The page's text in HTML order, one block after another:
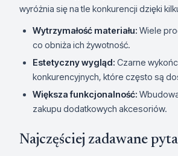
wyróżnia się na tle konkurencji dzięki
Wytrzymałość materiału: Wiele
co obniża ich żywotność.
Estetyczny wygląd: Czarne
konkurencyjnych, które często są
Większa funkcjonalność:
zakupu dodatkowych akcesoriów.
Najczęściej zadawane